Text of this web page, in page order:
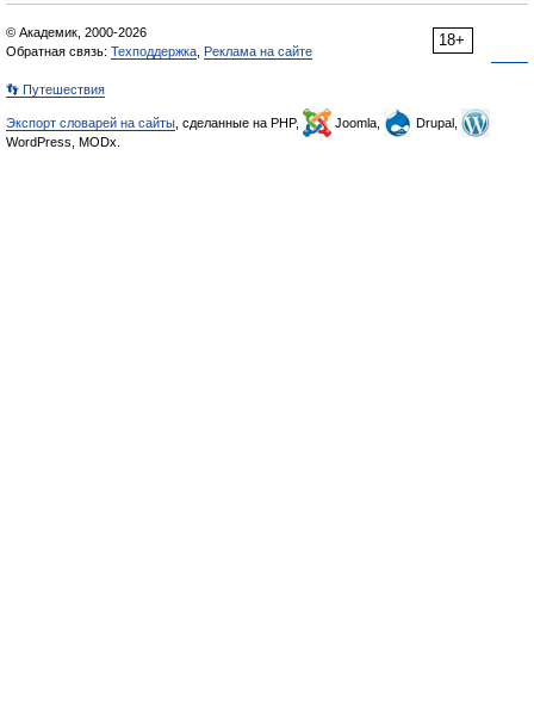
18+
© Академик, 2000-2026
Обратная связь: Техподдержка Реклама на сайте
👣 Путешествия
Экспорт словарей на сайты , сделанные на PHP, Joomla,
Drupal,
WordPress, MODx.